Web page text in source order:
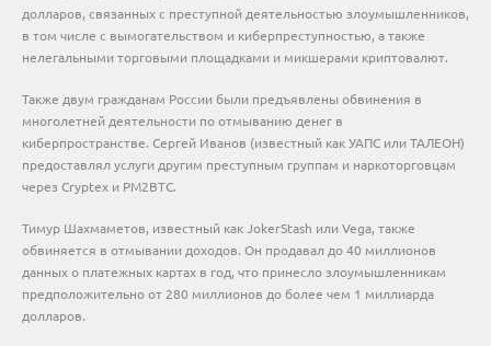
долларов, связанных с преступной деятельностью злоумышленников,
в том числе с вымогательством и киберпреступностью, а также
нелегальными торговыми площадками и микшерами криптовалют.
Также двум гражданам России были предъявлены обвинения в
многолетней деятельности по отмыванию денег в
киберпространстве. Сергей Иванов (известный как УАПС или ТАЛЕОН)
предоставлял услуги другим преступным группам и наркоторговцам
через Cryptex и PM2BTC.
Тимур Шахмаметов, известный как JokerStash или Vega, также
обвиняется в отмывании доходов. Он продавал до 40 миллионов
данных о платежных картах в год, что принесло злоумышленникам
предположительно от 280 миллионов до более чем 1 миллиарда
долларов.